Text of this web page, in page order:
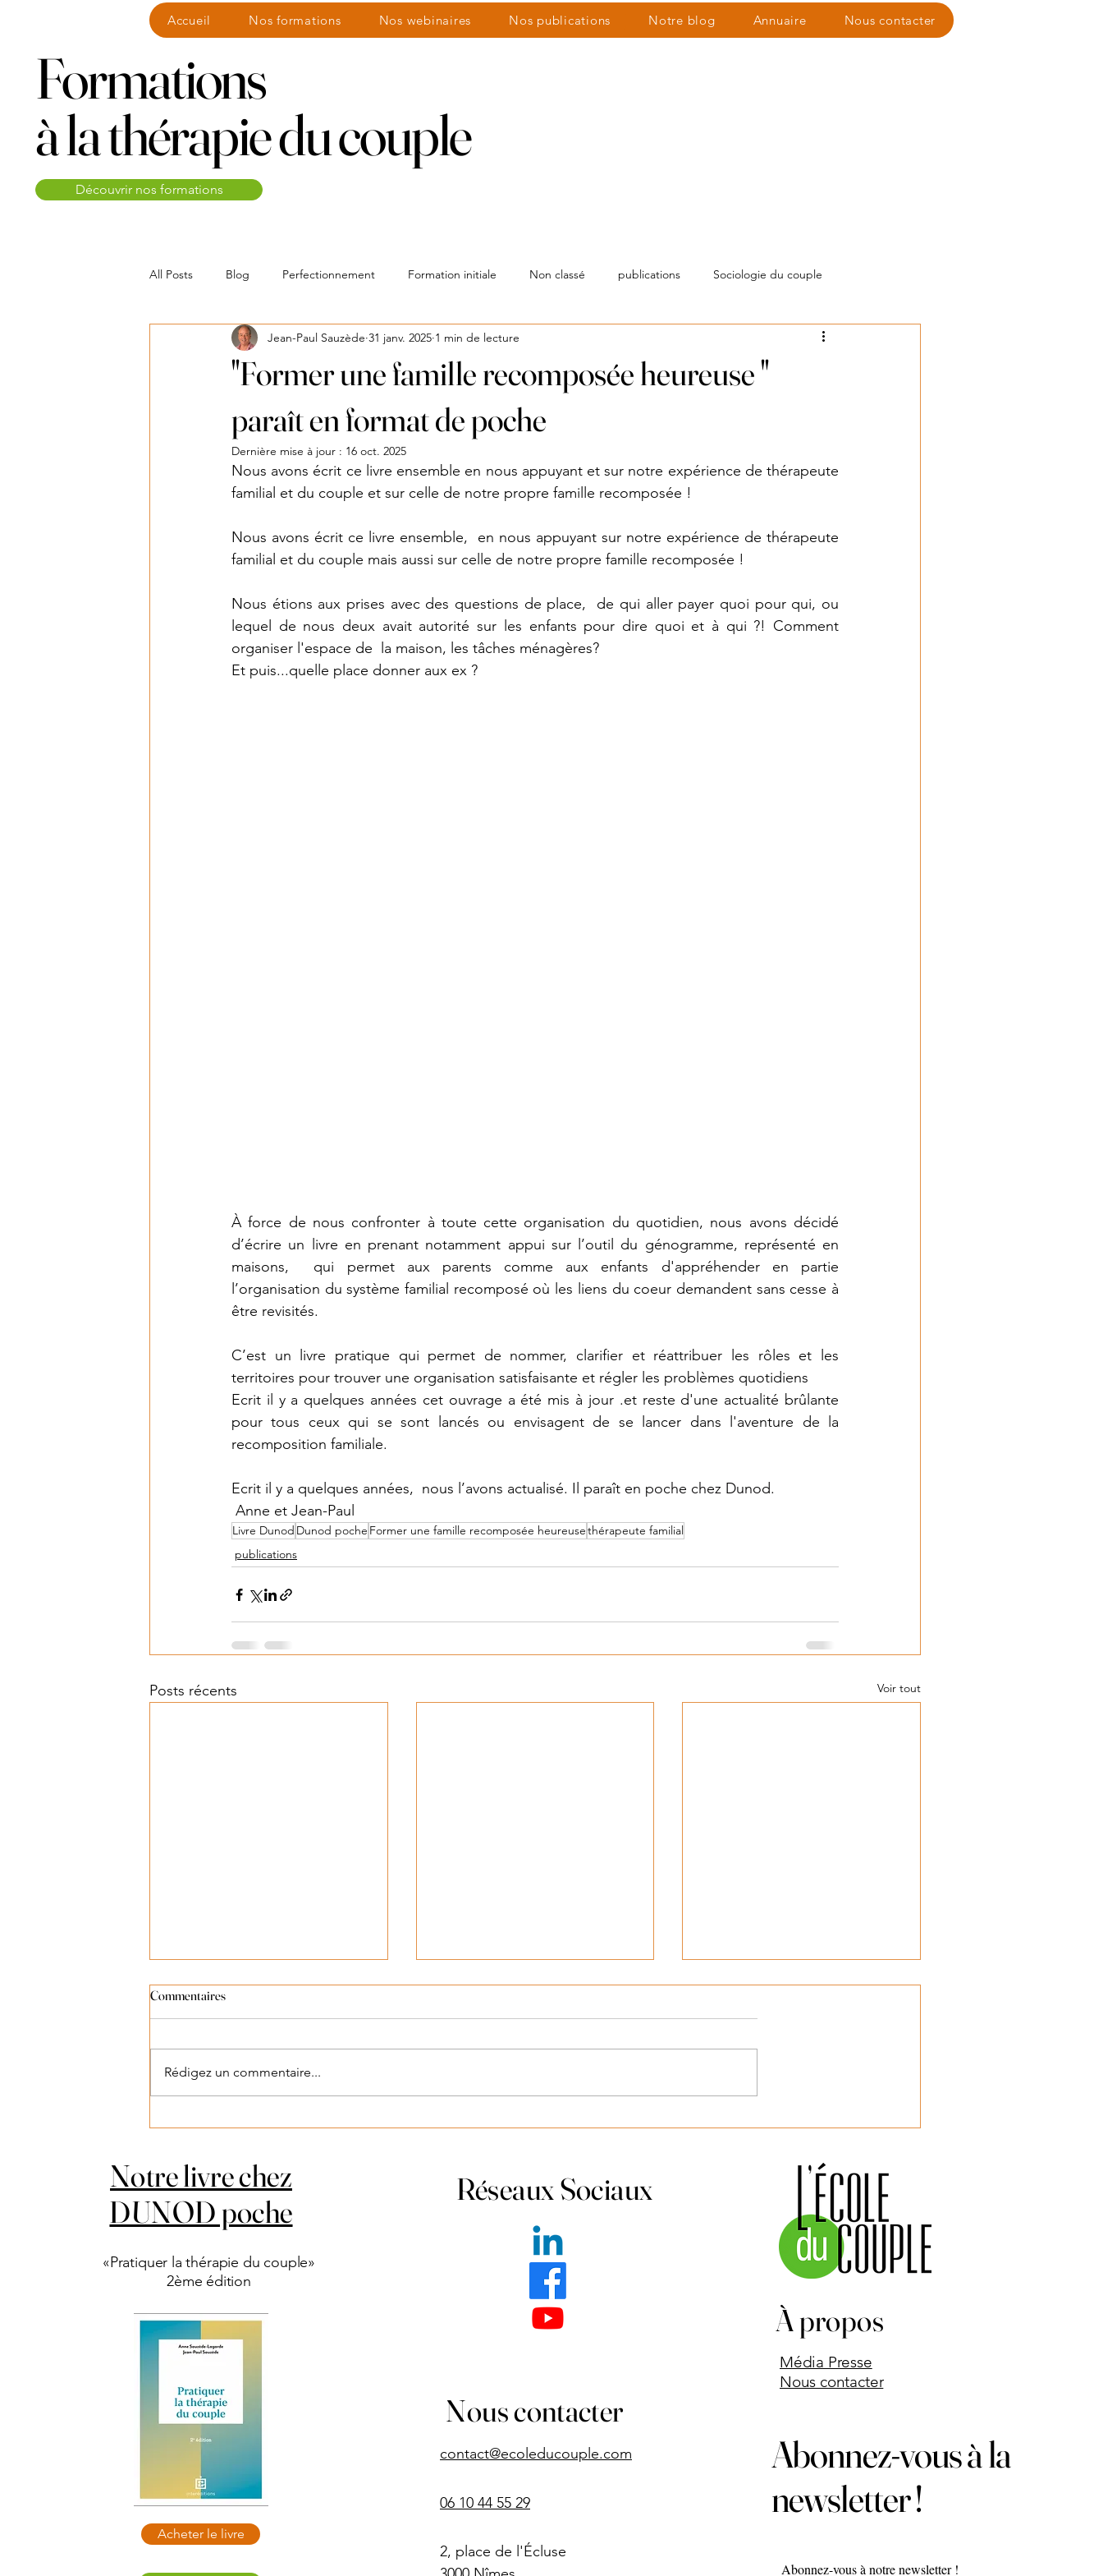
Accueil Nos formations Nos webinaires Nos publications Notre blog Annuaire Nous contacter
Formations
à la thérapie du couple
Découvrir nos formations
All Posts Blog Perfectionnement Formation initiale Non classé publications Sociologie du couple
Entre-Vues webinaire litterature
"Former une famille recomposée heureuse "
paraît en format de poche
Jean-Paul Sauzède 31 janv. 2025 1 min de lecture
Dernière mise à jour : 16 oct. 2025
Nous avons écrit ce livre ensemble en nous appuyant et sur notre expérience de thérapeute
familial et du couple et sur celle de notre propre famille recomposée !
Nous avons écrit ce livre ensemble,  en nous appuyant sur notre expérience de thérapeute
familial et du couple mais aussi sur celle de notre propre famille recomposée !
Nous étions aux prises avec des questions de place,  de qui aller payer quoi pour qui, ou
lequel de nous deux avait autorité sur les enfants pour dire quoi et à qui ?! Comment
organiser l'espace de  la maison, les tâches ménagères?
Et puis...quelle place donner aux ex ?
À force de nous confronter à toute cette organisation du quotidien, nous avons décidé
d’écrire un livre en prenant notamment appui sur l’outil du génogramme, représenté en
maisons,  qui permet aux parents comme aux enfants d'appréhender en partie
l’organisation du système familial recomposé où les liens du coeur demandent sans cesse à
être revisités.
C’est un livre pratique qui permet de nommer, clarifier et réattribuer les rôles et les
territoires pour trouver une organisation satisfaisante et régler les problèmes quotidiens
Ecrit il y a quelques années cet ouvrage a été mis à jour .et reste d'une actualité brûlante
pour tous ceux qui se sont lancés ou envisagent de se lancer dans l'aventure de la
recomposition familiale.
Ecrit il y a quelques années,  nous l’avons actualisé. Il paraît en poche chez Dunod.
Anne et Jean-Paul
Livre Dunod Dunod poche Former une famille recomposée heureusethérapeute familial
publications
Posts récents Voir tout
Lu dans la presse
La face cachée de l’inceste
Commentaires
Rédigez un commentaire...
Notre livre chez
DUNOD poche
«Pratiquer la thérapie du couple»
2ème édition
Acheter le livre
Réseaux Sociaux
Nous contacter
contact@ecoleducouple.com
06 10 44 55 29
2, place de l'Écluse
À propos
Média Presse
Nous contacter
Abonnez-vous à la
newsletter !
Abonnez-vous à notre newsletter !